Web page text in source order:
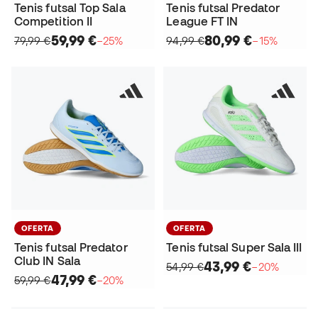
Tenis futsal Top Sala
Competition II
79,99 €59,99 €−25%
Tenis futsal Predator
League FT IN
94,99 €80,99 €−15%
OFERTA
Tenis futsal Predator
Club IN Sala
59,99 €47,99 €−20%
OFERTA
Tenis futsal Super Sala III
54,99 €43,99 €−20%